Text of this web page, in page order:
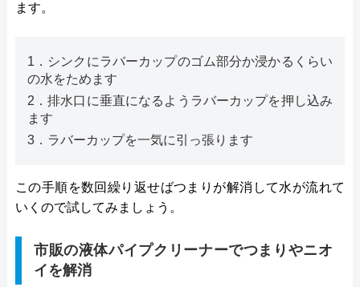
ます。
1．シンクにラバーカップのゴム部分か浸かるくらい
の水をためます
2．排水口に垂直になるようラバーカップを押し込み
ます
3．ラバーカップを一気に引っ張ります
この手順を数回繰り返せばつまりが解消して水が流れて
いくので試してみましょう。
市販の液体パイプクリーナーでつまりやニオ
イを解消